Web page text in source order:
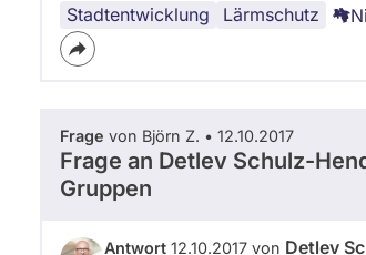
Stadtentwicklung Lärmschutz
Infrastruktur
Verkehr
Städtebau
Bahnverkehr
Frage von Björn Z. • 12.10.2017
Frage an Detlev Schulz-
Gruppen
Antwort 12.10.2017 von Detlev